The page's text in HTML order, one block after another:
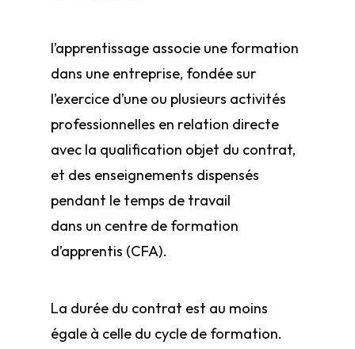
l’apprentissage associe une formation
dans une entreprise, fondée sur
l’exercice d’une ou plusieurs activités
professionnelles en relation directe
avec la qualification objet du contrat,
et des enseignements dispensés
pendant le temps de travail
dans un centre de formation
d’apprentis (CFA).
La durée du contrat est au moins
égale à celle du cycle de formation.